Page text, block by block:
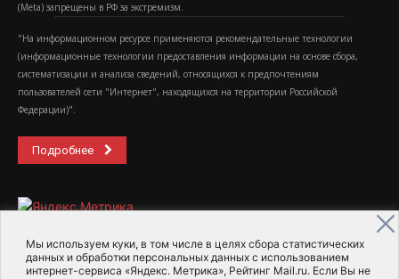
Мы используем куки, в том числе в целях сбора статистических
данных и обработки персональных данных с использованием
интернет-сервиса «Яндекс. Метрика», Рейтинг Mail.ru. Если Вы не
(Metа) запрещены в РФ за экстремизм.
"На информационном ресурсе применяются рекомендательные технологии
(информационные технологии предоставления информации на основе сбора,
систематизации и анализа сведений, относящихся к предпочтениям
пользователей сети "Интернет", находящихся на территории Российской
Федерации)".
Подробнее